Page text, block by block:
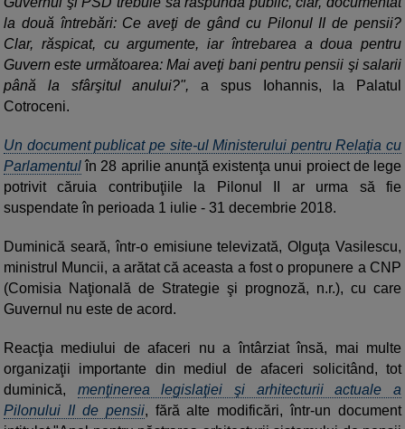
la două întrebări: Ce aveţi de gând cu Pilonul II de pensii?
Clar, răspicat, cu argumente, iar întrebarea a doua pentru
Guvern este următoarea: Mai aveţi bani pentru pensii şi salarii
până la sfârşitul anului?", a spus Iohannis, la Palatul
Cotroceni.
Un document publicat pe site-ul Ministerului pentru Relaţia cu
Parlamentul în 28 aprilie anunţă existenţa unui proiect de lege
potrivit căruia contribuţiile la Pilonul II ar urma să fie
suspendate în perioada 1 iulie - 31 decembrie 2018.
Duminică seară, într-o emisiune televizată, Olguţa Vasilescu,
ministrul Muncii, a arătat că aceasta a fost o propunere a CNP
(Comisia Naţională de Strategie şi prognoză, n.r.), cu care
Guvernul nu este de acord.
Reacţia mediului de afaceri nu a întârziat însă, mai multe
organizaţii importante din mediul de afaceri solicitând, tot
duminică, menţinerea legislaţiei şi arhitecturii actuale a
Pilonului II de pensii, fără alte modificări, într-un document